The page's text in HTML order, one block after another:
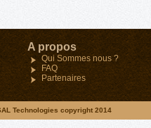
du Niger à
(FAD)
à l’effet de
» de
A propos
Qui Sommes nous ?
FAQ
Partenaires
Maroc
34, Angle Avenue
Oumeir- Agdal-Rabat
Tel : (212)05 37 68 03
Fax : (212) 05 37 68 03
Technologies copyright 2014